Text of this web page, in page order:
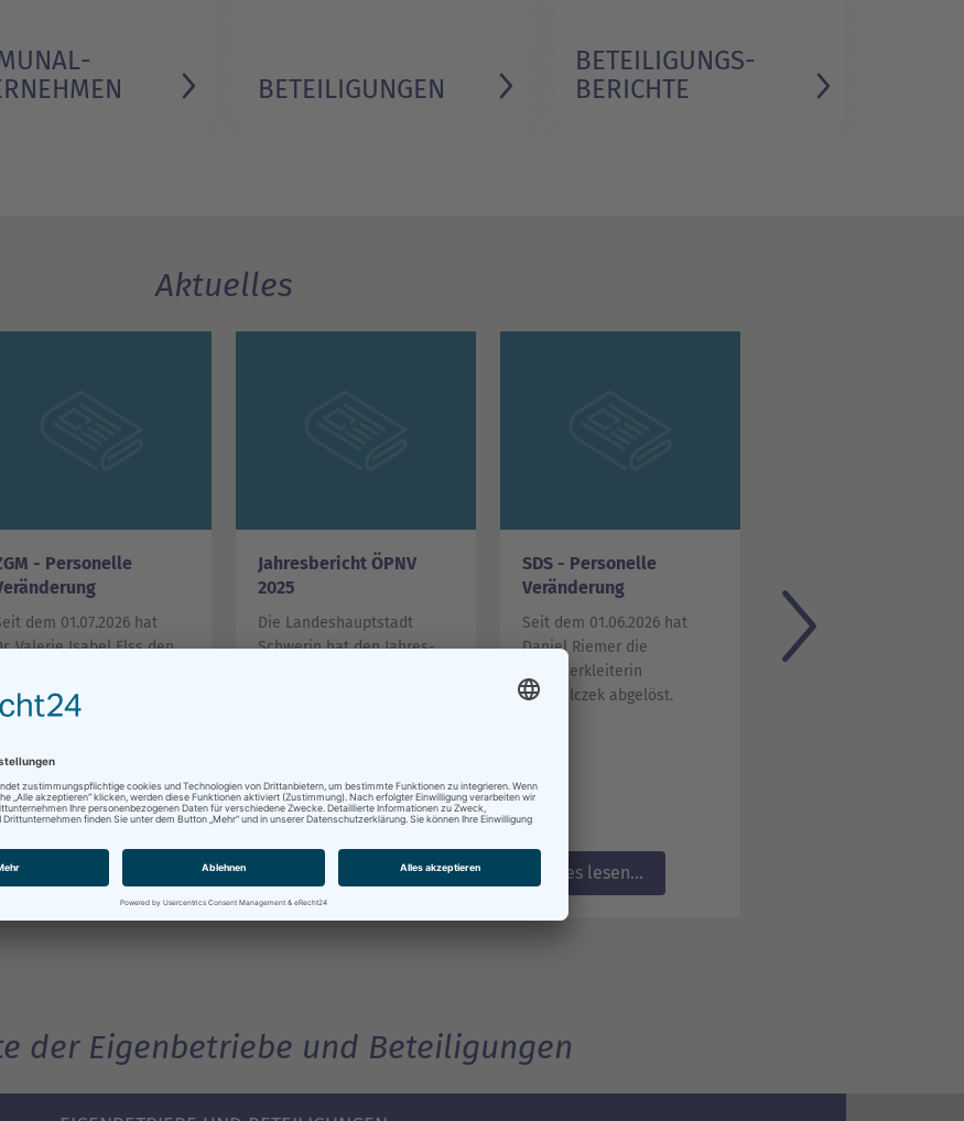
BETEILIGUNGEN
BETEILIGUNGS­
BERICHTE
Aktuelles
- Personelle
dem 01.07.2026 hat
Valerie Isabel Elss den
Kristian Meier-Hedrich
Alles lesen...
Jahresbericht ÖPNV
2025
Die Landeshauptstadt
Schwerin hat den Jahres-
SDS - Personelle
Veränderung
Seit dem 01.06.2026 hat
Daniel Riemer die
SDS-Werkleiterin
Ilka Wilczek abgelöst.
Alles lesen...
für das Jahr 2024
Der 26.
der Landeshauptstadt
der Eigenbetriebe und Beteiligungen